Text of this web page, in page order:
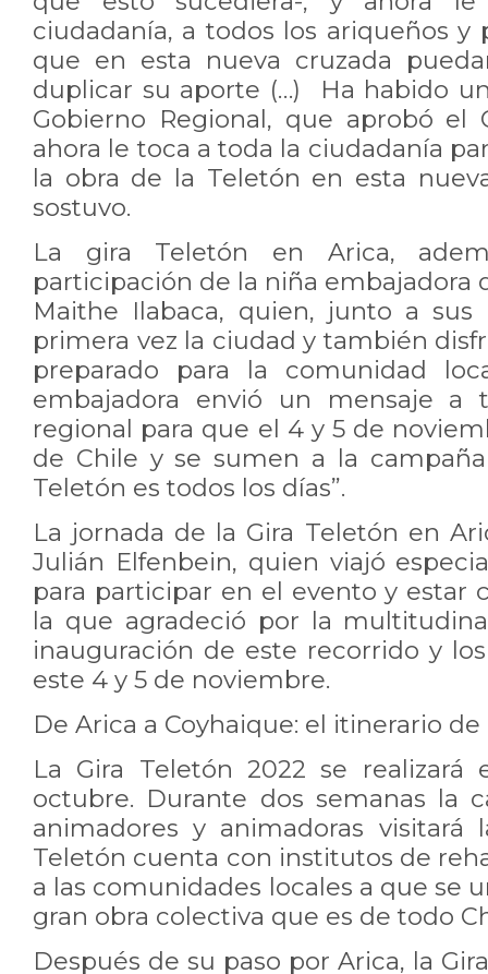
ciudadanía, a todos los ariqueños y
que en esta nueva cruzada
duplicar su aporte (…) Ha habido
Gobierno Regional, que aprobó el
ahora le toca a toda la ciudadanía
la obra de la Teletón en esta
sostuvo.
La gira Teletón en Arica,
participación de la niña embajadora
Maithe Ilabaca, quien, junto a sus
primera vez la ciudad y también
preparado para la comunidad
embajadora envió un mensaje a
regional para que el 4 y 5 de
de Chile y se sumen a la
Teletón es todos los días”.
La jornada de la Gira Teletón en
Julián Elfenbein, quien viajó
para participar en el evento y estar
la que agradeció por la
inauguración de este recorrido y
este 4 y 5 de noviembre.
De Arica a Coyhaique: el itinerario
La Gira Teletón 2022 se realizará
octubre. Durante dos semanas la
animadores y animadoras visitará
Teletón cuenta con institutos de
a las comunidades locales a que se
gran obra colectiva que es de todo
Después de su paso por Arica, la